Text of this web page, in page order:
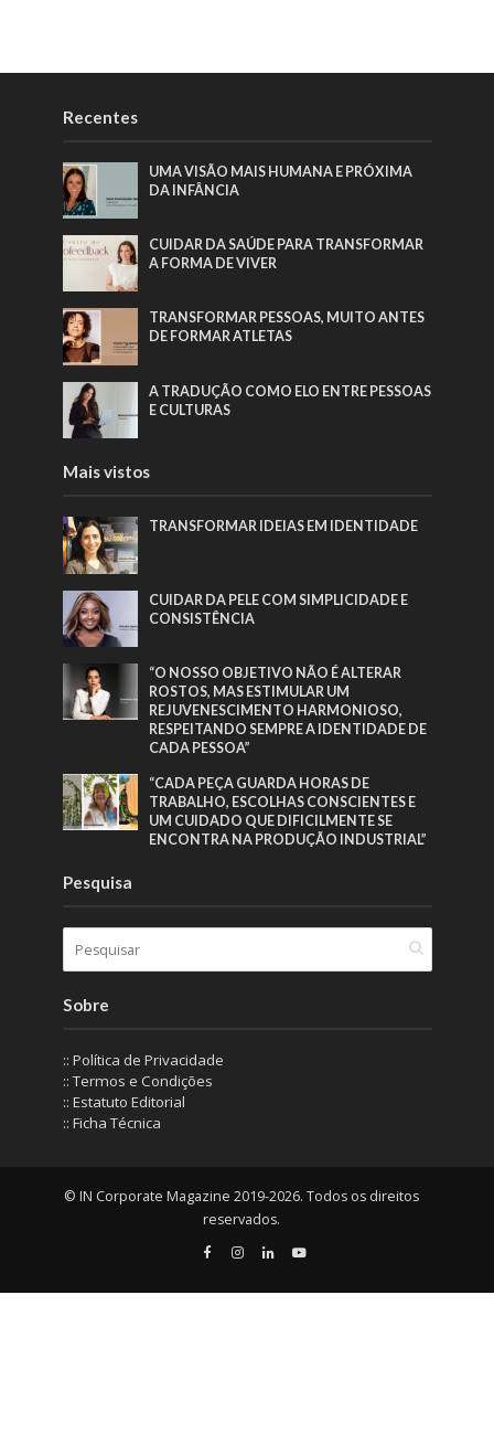
Recentes
UMA VISÃO MAIS HUMANA E PRÓXIMA
DA INFÂNCIA
CUIDAR DA SAÚDE PARA TRANSFORMAR
A FORMA DE VIVER
TRANSFORMAR PESSOAS, MUITO ANTES
DE FORMAR ATLETAS
A TRADUÇÃO COMO ELO ENTRE PESSOAS
E CULTURAS
Mais vistos
TRANSFORMAR IDEIAS EM IDENTIDADE
CUIDAR DA PELE COM SIMPLICIDADE E
CONSISTÊNCIA
“O NOSSO OBJETIVO NÃO É ALTERAR
ROSTOS, MAS ESTIMULAR UM
REJUVENESCIMENTO HARMONIOSO,
RESPEITANDO SEMPRE A IDENTIDADE DE
CADA PESSOA”
“CADA PEÇA GUARDA HORAS DE
TRABALHO, ESCOLHAS CONSCIENTES E
UM CUIDADO QUE DIFICILMENTE SE
ENCONTRA NA PRODUÇÃO INDUSTRIAL”
Pesquisa
Sobre
:: Política de Privacidade
:: Termos e Condições
:: Estatuto Editorial
:: Ficha Técnica
© IN Corporate Magazine 2019-2026. Todos os direitos
reservados.